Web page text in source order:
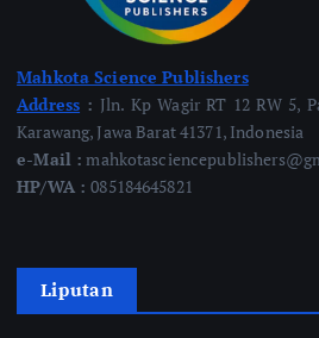
Mahkota Science Publishers
Address : Jln. Kp Wagir RT 12 RW 5,
Karawang, Jawa Barat 41371, Indonesia
e-Mail :
HP/WA :085184645821
Liputan